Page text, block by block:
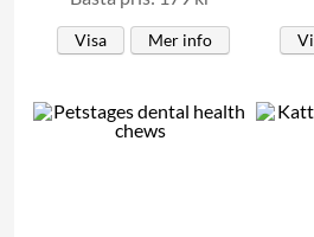
Visa Mer info